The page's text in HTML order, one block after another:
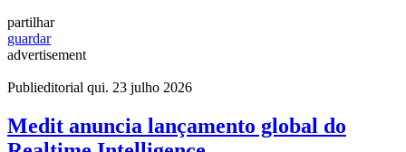
partilhar
guardar
advertisement
Publieditorial qui. 23 julho 2026
Medit anuncia lançamento global do